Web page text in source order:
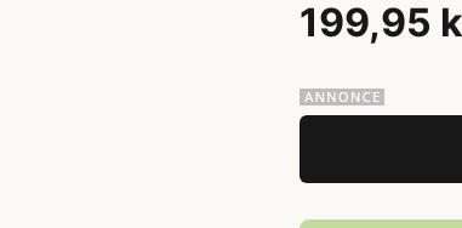
199,95